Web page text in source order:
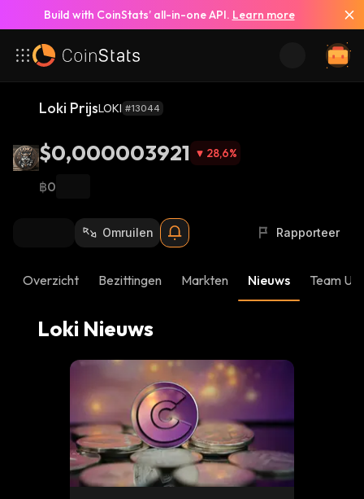
Build with CoinStats’ all-in-one API. Learn more
Loki PrijsLOKI #13044
$0,000003921 28,6%
฿0
Omruilen Rapporteer
Overzicht Bezittingen Markten Nieuws Team
Loki Nieuws
Bekijk Al Het Nieuws